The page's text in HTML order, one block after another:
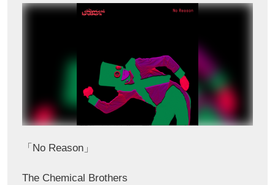
「No Reason」
The Chemical Brothers